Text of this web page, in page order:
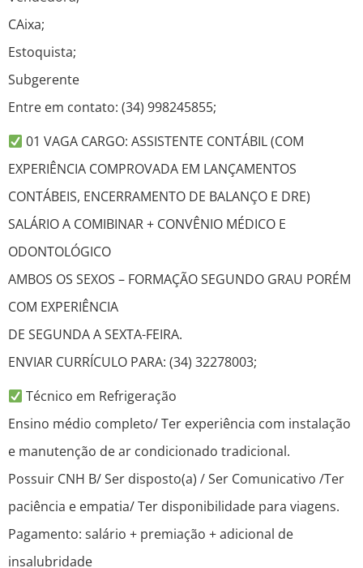
CAixa;
Estoquista;
Subgerente
Entre em contato: (34) 998245855;
01 VAGA CARGO: ASSISTENTE CONTÁBIL (COM
EXPERIÊNCIA COMPROVADA EM LANÇAMENTOS
CONTÁBEIS, ENCERRAMENTO DE BALANÇO E DRE)
SALÁRIO A COMIBINAR + CONVÊNIO MÉDICO E
ODONTOLÓGICO
AMBOS OS SEXOS – FORMAÇÃO SEGUNDO GRAU PORÉM
COM EXPERIÊNCIA
DE SEGUNDA A SEXTA-FEIRA.
ENVIAR CURRÍCULO PARA: (34) 32278003;
Técnico em Refrigeração
Ensino médio completo/ Ter experiência com instalação
e manutenção de ar condicionado tradicional.
Possuir CNH B/ Ser disposto(a) / Ser Comunicativo /Ter
paciência e empatia/ Ter disponibilidade para viagens.
Pagamento: salário + premiação + adicional de
insalubridade